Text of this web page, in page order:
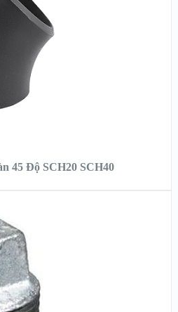
CHI TIẾT
45 Độ SCH20 SCH40
NHANH
CHI TIẾT